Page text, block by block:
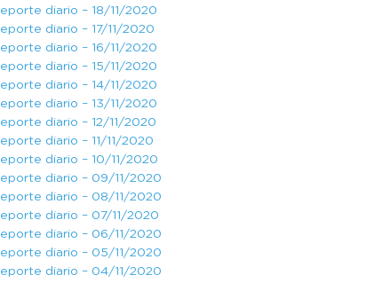
diario – 18/11/2020
diario – 17/11/2020
diario – 16/11/2020
diario – 15/11/2020
diario – 14/11/2020
diario – 13/11/2020
diario – 12/11/2020
diario – 11/11/2020
diario – 10/11/2020
diario – 09/11/2020
diario – 08/11/2020
diario – 07/11/2020
diario – 06/11/2020
diario – 05/11/2020
diario – 04/11/2020